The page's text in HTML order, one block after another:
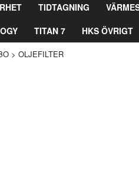
TIDTAGNING
TITAN 7 HKS ÖVRIGT
> OLJEFILTER